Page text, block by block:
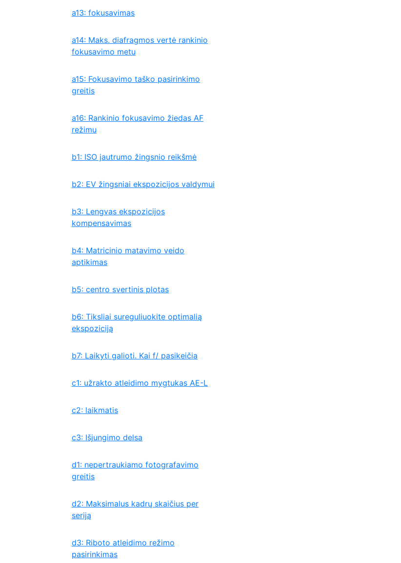
a13: fokusavimas
a14: Maks. diafragmos vertė rankinio
fokusavimo metu
a15: Fokusavimo taško pasirinkimo
greitis
a16: Rankinio fokusavimo žiedas AF
režimu
b1: ISO jautrumo žingsnio reikšmė
b2: EV žingsniai ekspozicijos valdymui
b3: Lengvas ekspozicijos
kompensavimas
b4: Matricinio matavimo veido
aptikimas
b5: centro svertinis plotas
b6: Tiksliai sureguliuokite optimalią
ekspoziciją
b7: Laikyti galioti. Kai f/ pasikeičia
c1: užrakto atleidimo mygtukas AE-L
c2: laikmatis
c3: Išjungimo delsa
d1: nepertraukiamo fotografavimo
greitis
d2: Maksimalus kadrų skaičius per
seriją
d3: Riboto atleidimo režimo
pasirinkimas